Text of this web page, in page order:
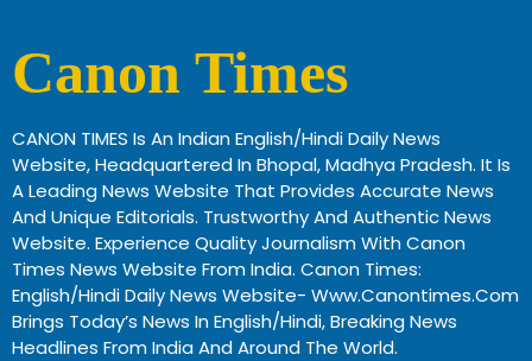
Canon Times
CANON TIMES Is An Indian English/Hindi Daily News
Website, Headquartered In Bhopal, Madhya Pradesh. It Is
A Leading News Website That Provides Accurate News
And Unique Editorials. Trustworthy And Authentic News
Website. Experience Quality Journalism With Canon
Times News Website From India. Canon Times:
English/Hindi Daily News Website- Www.canontimes.com
Brings Today’s News In English/Hindi, Breaking News
Headlines From India And Around The World.